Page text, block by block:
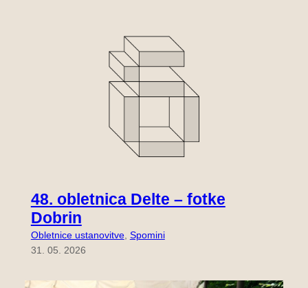
48. obletnica Delte – fotke
Dobrin
Obletnice ustanovitve, Spomini
31. 05. 2026